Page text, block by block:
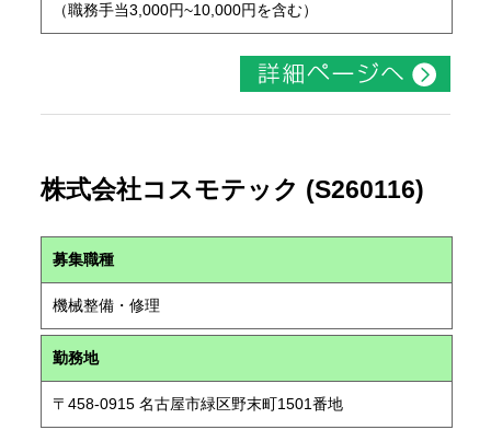
（職務手当3,000円~10,000円を含む）
株式会社コスモテック (S260116)
募集職種
機械整備・修理
勤務地
〒458-0915 名古屋市緑区野末町1501番地